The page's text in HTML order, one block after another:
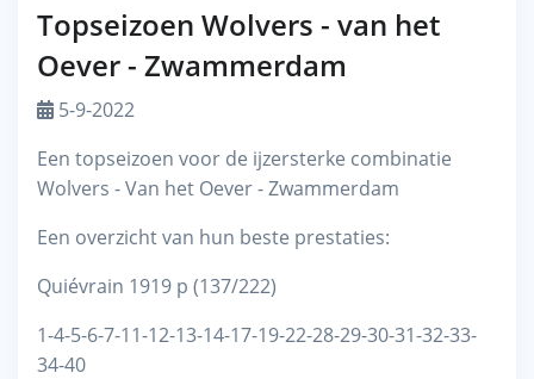
Topseizoen Wolvers - van het
Oever - Zwammerdam
5-9-2022
Een topseizoen voor de ijzersterke combinatie
Wolvers - Van het Oever - Zwammerdam
Een overzicht van hun beste prestaties:
Quiévrain 1919 p (137/222)
1-4-5-6-7-11-12-13-14-17-19-22-28-29-30-31-32-33-
34-40